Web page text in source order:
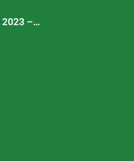
2023 –…